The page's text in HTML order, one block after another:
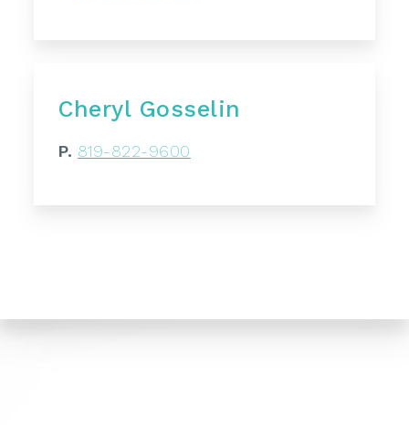
Cheryl Gosselin
P. 819-822-9600